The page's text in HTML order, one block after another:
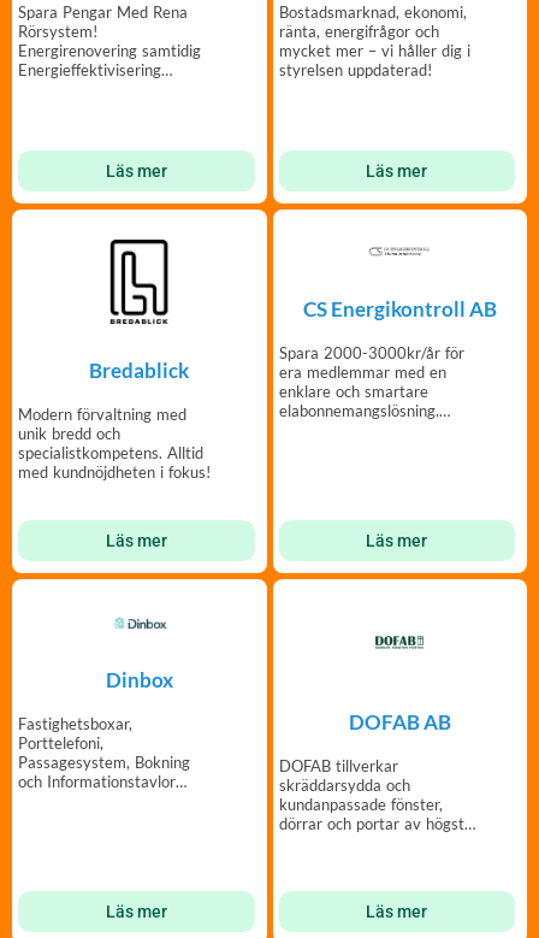
Spara Pengar Med Rena
Rörsystem!
Energirenovering samtidig
Energieffektivisering
Läs mer
Bostadsmarknad, ekonomi,
ränta, energifrågor och
mycket mer – vi håller dig i
styrelsen uppdaterad!
Läs mer
Bredablick
Modern förvaltning med
unik bredd och
specialistkompetens. Alltid
med kundnöjdheten i fokus!
Läs mer
CS Energikontroll AB
Spara 2000-3000kr/år för
era medlemmar med en
enklare och smartare
elabonnemangslösning.
Läs mer
Dinbox
Fastighetsboxar,
Porttelefoni,
Passagesystem, Bokning
och Informationstavlor
Läs mer
DOFAB AB
DOFAB tillverkar
skräddarsydda och
kundanpassade fönster,
dörrar och portar av högsta
Läs mer